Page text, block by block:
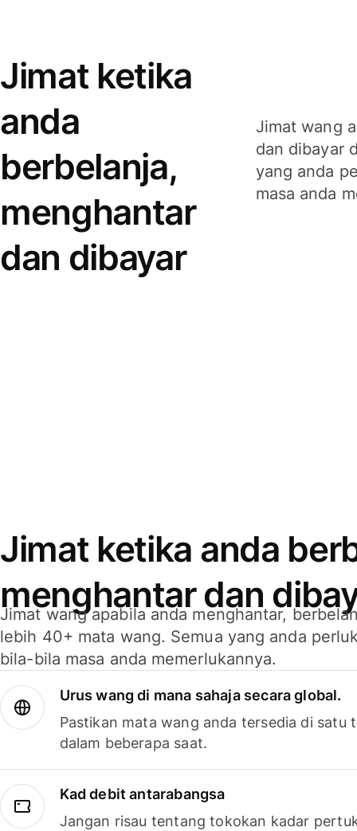
Jimat ketika
anda
berbelanja,
menghantar
dan dibayar
Jimat wang
dan dibayar
yang anda
masa anda
Jimat ketika anda
menghantar dan
Jimat wang apabila anda menghantar,
lebih 40+ mata wang. Semua yang anda
bila-bila masa anda memerlukannya.
Urus wang di mana sahaja secara global.
Pastikan mata wang anda tersedia di satu
dalam beberapa saat.
Kad debit antarabangsa
Jangan risau tentang tokokan kadar